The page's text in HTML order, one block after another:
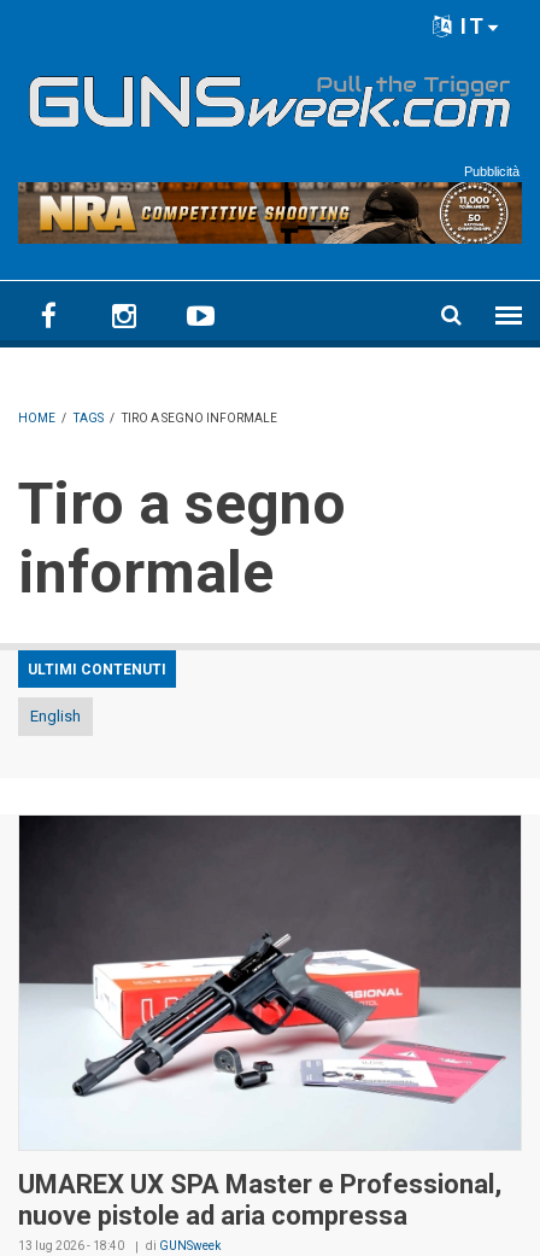
IT
Pubblicità
HOME / TAGS / TIRO A SEGNO INFORMALE
Tiro a segno
informale
ULTIMI CONTENUTI
English
UMAREX UX SPA Master e Professional,
nuove pistole ad aria compressa
13 lug 2026 - 18:40 di GUNSweek